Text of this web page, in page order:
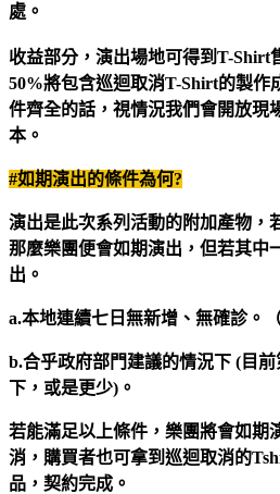
處。
收益部分，演出場地可得到T-Shirt
50%將包含巡迴取消T-Shirt的製作
件齊全的話，視情況我們會開放現
本。
#如期演出的條件為何?
演出是此次系列活動的附加產物，
那麼樂團便會如期演出，但若其中
出。
a.本地連續七日無新增、無確診。
b.合乎政府部門建議的情況下 (目
下，或是更少)。
若能滿足以上條件，樂團將會如期
消，購買者也可拿到巡迴取消的
品，契約完成。